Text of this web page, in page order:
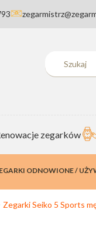
zegarków
ODNOWIONE /
Zegarki Seiko 5 Sports